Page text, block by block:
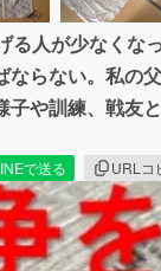
る人が少なくな
らない。私の
子や訓練、戦友
で送る URLコ